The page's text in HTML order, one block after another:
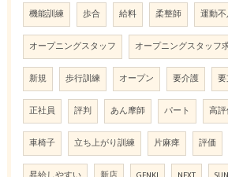
機能訓練 歩合 給料 柔整師 運動
オープニングスタッフ オープニングスタッフ
新規 歩行訓練 オープン 要介護
正社員 評判 あん摩師 パート 高
車椅子 立ち上がり訓練 片麻痺 評価